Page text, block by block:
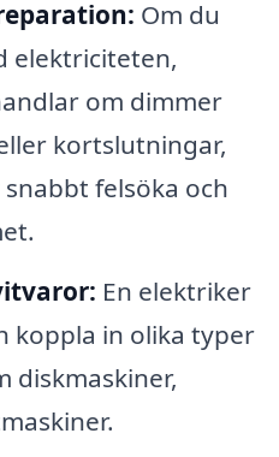
Om du
elektriciteten,
om dimmer
kortslutningar,
felsöka och
En elektriker
koppla in olika typer
diskmaskiner,